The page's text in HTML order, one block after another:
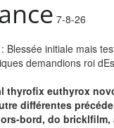
7-8-26
initiale mais
demandions roi
euthyrox
différentes
bord, do